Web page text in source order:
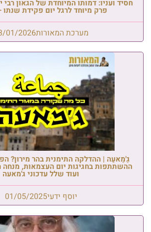
חסיד ועניו: דמותו המיוחדת של הגאון
פרק מיוחד לרגל יום פקידת
מערכת המאורות01/2026
גַ'מַאעַה | ההדלקה התימנית בהר מירון?
ההשתתפות בחגיגות יום העצמאות, מנחה
ועוד שלל עדכוני ג'מאעה
יוסף ידעי01/05/2025